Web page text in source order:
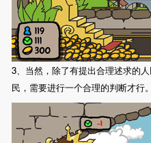
3、当然，除了有提出合理述求的
民，需要进行一个合理的判断才行。